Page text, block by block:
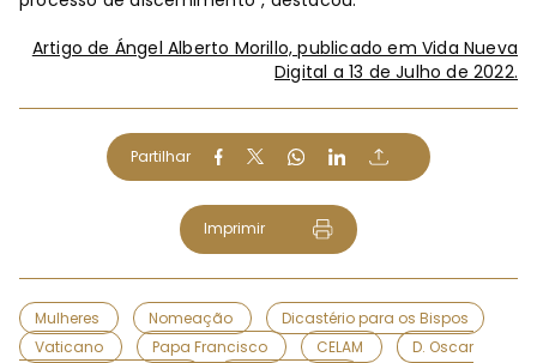
Artigo de Ángel Alberto Morillo, publicado em Vida Nueva
Digital a 13 de Julho de 2022.
Partilhar
Imprimir
Mulheres Nomeação
Dicastério para os Bispos
Vaticano
Papa Francisco CELAM D. Oscar